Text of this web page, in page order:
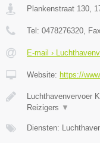
Plankenstraat 130,
Tel: 0478276320,
E-mail ›
Website: https://
Luchthavenvervoer
Reizigers ▼
Diensten: